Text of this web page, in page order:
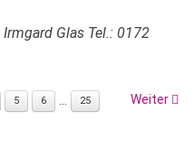
Glas Tel.: 0172
5 6 25 Weiter